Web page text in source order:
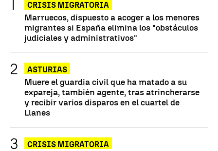
CRISIS MIGRATORIA
Marruecos, dispuesto a acoger a los menores
migrantes si España elimina los "obstáculos
judiciales y administrativos"
ASTURIAS
Muere el guardia civil que ha matado a su
expareja, también agente, tras atrincherarse
y recibir varios disparos en el cuartel de
Llanes
CRISIS MIGRATORIA